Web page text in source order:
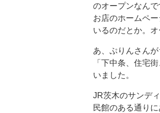
のオープンなんで
お店のホームペ
いるのだとか。
あ、ぷりんさん
「下中条、住宅
いました。
JR茨木のサンデ
民館のある通りに